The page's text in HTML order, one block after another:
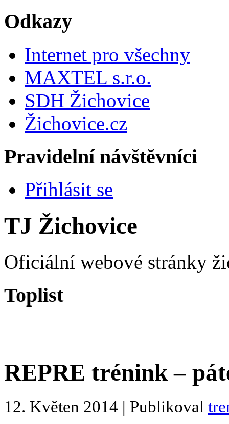
Odkazy
Internet pro všechny
MAXTEL s.r.o.
SDH Žichovice
Žichovice.cz
Pravidelní návštěvníci
Přihlásit se
TJ Žichovice
Oficiální webové stránky
Toplist
REPRE trénink –
12. Květen 2014 | Publikoval